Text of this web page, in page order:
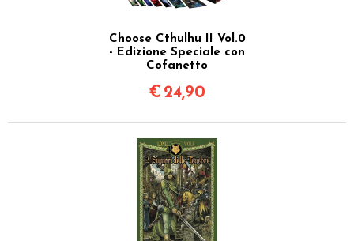
Choose Cthulhu II Vol.0
- Edizione Speciale con
Cofanetto
€ 24,90